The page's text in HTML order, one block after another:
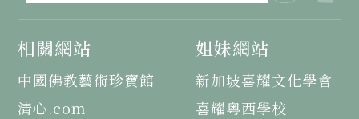
相關網站
中國佛教藝術珍寶館
清心.com
姐妹網站
新加坡喜耀文化學會
喜耀粵西學校